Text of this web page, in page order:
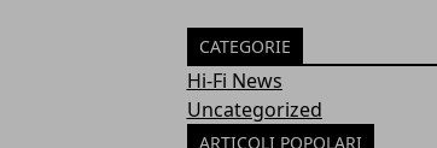
CATEGORIE
Hi-Fi News
Uncategorized
ARTICOLI POPOLARI